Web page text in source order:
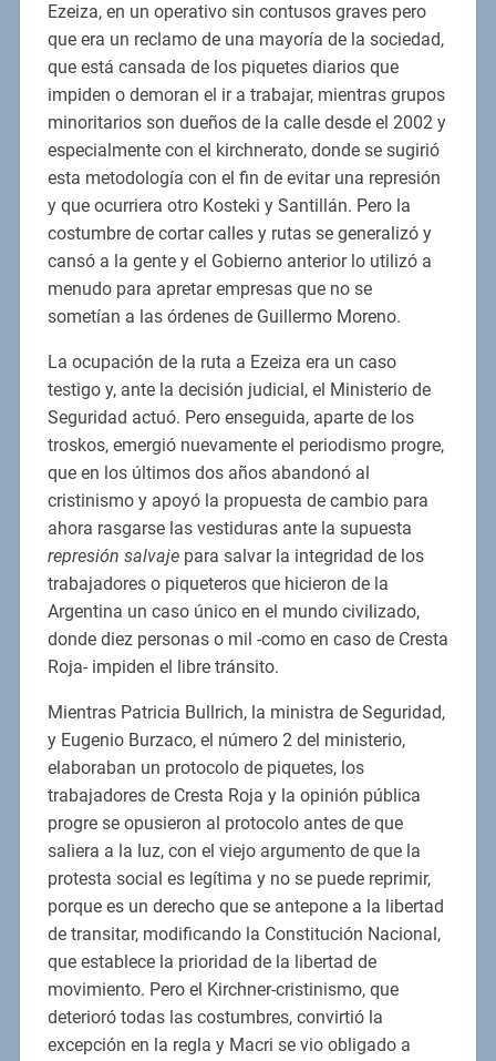
Ezeiza, en un operativo sin contusos graves pero
que era un reclamo de una mayoría de la sociedad,
que está cansada de los piquetes diarios que
impiden o demoran el ir a trabajar, mientras grupos
minoritarios son dueños de la calle desde el 2002 y
especialmente con el kirchnerato, donde se sugirió
esta metodología con el fin de evitar una represión
y que ocurriera otro Kosteki y Santillán. Pero la
costumbre de cortar calles y rutas se generalizó y
cansó a la gente y el Gobierno anterior lo utilizó a
menudo para apretar empresas que no se
sometían a las órdenes de Guillermo Moreno.
La ocupación de la ruta a Ezeiza era un caso
testigo y, ante la decisión judicial, el Ministerio de
Seguridad actuó. Pero enseguida, aparte de los
troskos, emergió nuevamente el periodismo progre,
que en los últimos dos años abandonó al
cristinismo y apoyó la propuesta de cambio para
ahora rasgarse las vestiduras ante la supuesta
represión salvajepara salvar la integridad de los
trabajadores o piqueteros que hicieron de la
Argentina un caso único en el mundo civilizado,
donde diez personas o mil -como en caso de Cresta
Roja- impiden el libre tránsito.
Mientras Patricia Bullrich, la ministra de Seguridad,
y Eugenio Burzaco, el número 2 del ministerio,
elaboraban un protocolo de piquetes, los
trabajadores de Cresta Roja y la opinión pública
progre se opusieron al protocolo antes de que
saliera a la luz, con el viejo argumento de que la
protesta social es legítima y no se puede reprimir,
porque es un derecho que se antepone a la libertad
de transitar, modificando la Constitución Nacional,
que establece la prioridad de la libertad de
movimiento. Pero el Kirchner-cristinismo, que
deterioró todas las costumbres, convirtió la
excepción en la regla y Macri se vio obligado a